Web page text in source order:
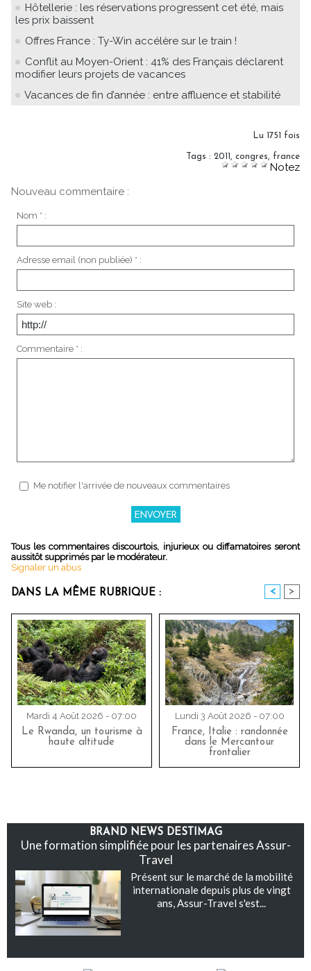
Hôtellerie : les réservations progressent cet été, mais
les prix baissent
Offres France : Ty-Win accélère sur le train !
Conflit au Moyen-Orient : 41% des Français déclarent
modifier leurs projets de vacances
Vacances de fin d’année : entre affluence et stabilité
Lu 1751 fois
Tags : 2011 congres france
Notez
Nouveau commentaire :
Nom * :
Adresse email (non publiée) * :
Site web :
Commentaire * :
Me notifier l'arrivée de nouveaux commentaires
Tous les commentaires discourtois, injurieux ou diffamatoires seront
aussitôt supprimés par le modérateur.
Signaler un abus
DANS LA MÊME RUBRIQUE : < >
Mardi 4 Août 2026 - 07:00
Le Rwanda, un tourisme à
haute altitude
Lundi 3 Août 2026 - 07:00
France, Italie : randonnée
dans le Mercantour
frontalier
BRAND NEWS DESTIMAG
Une formation simplifiée pour les partenaires Assur-
Travel
Présent sur le marché de la mobilité
internationale depuis plus de vingt
ans, Assur-Travel s'est...